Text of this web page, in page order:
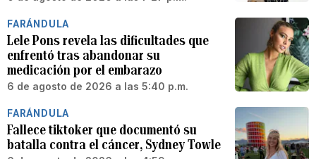
FARÁNDULA
Lele Pons revela las dificultades que
enfrentó tras abandonar su
medicación por el embarazo
6 de agosto de 2026 a las 5:40 p.m.
FARÁNDULA
Fallece tiktoker que documentó su
batalla contra el cáncer, Sydney Towle